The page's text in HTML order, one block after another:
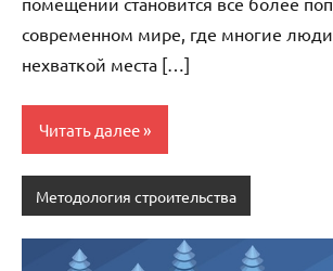
современном мире, где многие люди
нехваткой места […]
Читать далее
Методология строительства